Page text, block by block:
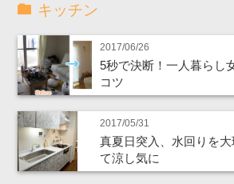
キッチン
2017/06/26
5秒で決断！一人暮らし
コツ
2017/05/31
真夏日突入、水回りを
て涼し気に